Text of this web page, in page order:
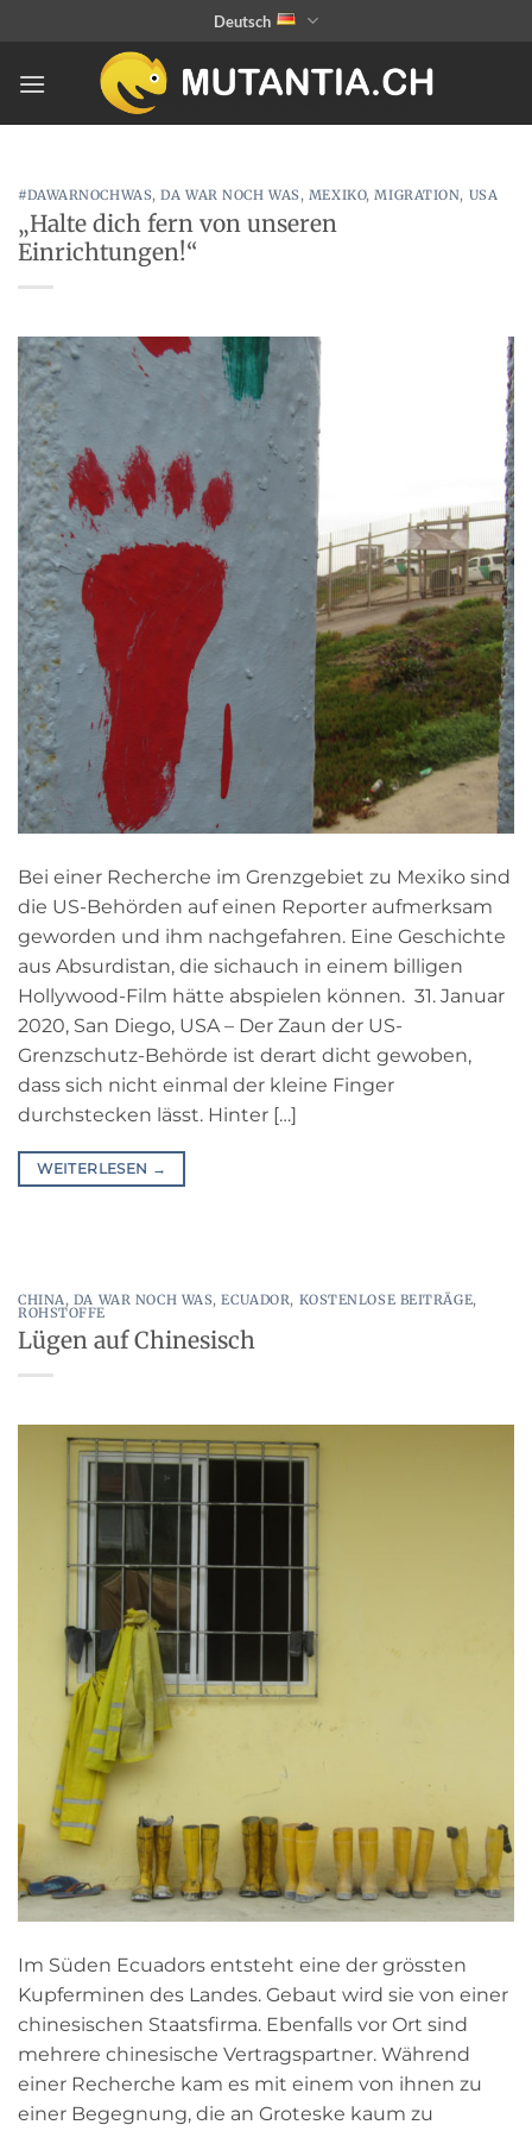
springen
Deutsch
#DAWARNOCHWAS,DA WAR NOCH WAS, MEXIKO,MIGRATION, USA
„Halte dich fern von unseren
Einrichtungen!“
Bei einer Recherche im Grenzgebiet zu Mexiko sind
die US-Behörden auf einen Reporter aufmerksam
geworden und ihm nachgefahren. Eine Geschichte
aus Absurdistan, die sichauch in einem billigen
Hollywood-Film hätte abspielen können. 31. Januar
2020, San Diego, USA – Der Zaun der US-
Grenzschutz-Behörde ist derart dicht gewoben,
dass sich nicht einmal der kleine Finger
durchstecken lässt. Hinter […]
WEITERLESEN →
CHINA , DA WAR NOCH WAS,ECUADOR, KOSTENLOSE BEITRÄGE,
ROHSTOFFE
Lügen auf Chinesisch
Im Süden Ecuadors entsteht eine der grössten
Kupferminen des Landes. Gebaut wird sie von einer
chinesischen Staatsfirma. Ebenfalls vor Ort sind
mehrere chinesische Vertragspartner. Während
einer Recherche kam es mit einem von ihnen zu
einer Begegnung, die an Groteske kaum zu